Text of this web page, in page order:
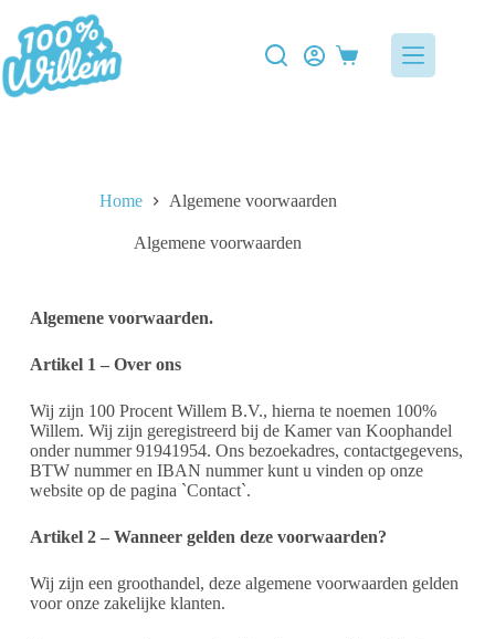
Home Algemene voorwaarden
Algemene voorwaarden
Algemene voorwaarden.
Artikel 1 – Over ons
Wij zijn 100 Procent Willem B.V., hierna te noemen 100%
Willem. Wij zijn geregistreerd bij de Kamer van Koophandel
onder nummer 91941954. Ons bezoekadres, contactgegevens,
BTW nummer en IBAN nummer kunt u vinden op onze
website op de pagina `Contact`.
Artikel 2 – Wanneer gelden deze voorwaarden?
Wij zijn een groothandel, deze algemene voorwaarden gelden
voor onze zakelijke klanten.